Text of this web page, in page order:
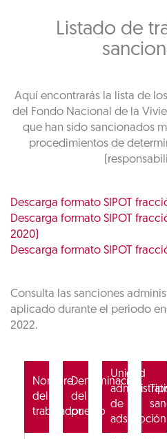
Listado de
Aquí encontrarás la lista de
del Fondo Nacional de la
que han sido sancionados
procedimientos de
Descarga formato SIPOT
Descarga formato SIPOT
2020)
Descarga formato SIPOT
Consulta las sanciones
aplicado durante el periodo
2022.
Nombre
del
trabajador
Denominación
del
puesto
Unidad
de
adscripción
Tipo